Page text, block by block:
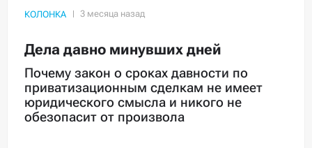
КОЛОНКА
Дела давно минувших дней
Почему закон о сроках давности по
приватизационным сделкам не имеет
юридического смысла и никого не
обезопасит от произвола